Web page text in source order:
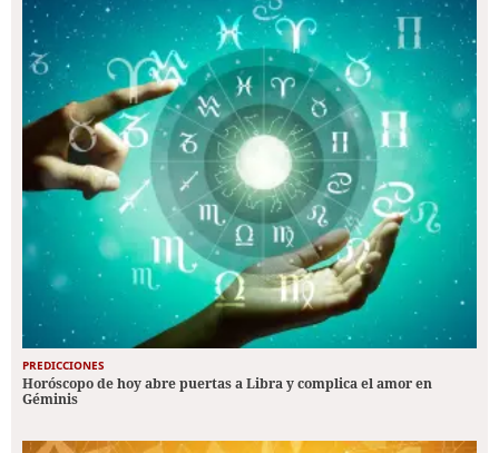
PREDICCIONES
Horóscopo de hoy abre puertas a Libra y complica el amor en
Géminis